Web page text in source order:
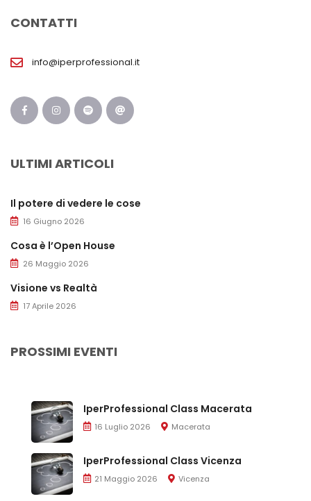
CONTATTI
info@iperprofessional.it
ULTIMI ARTICOLI
Il potere di vedere le cose
16 Giugno 2026
Cosa è l’Open House
26 Maggio 2026
Visione vs Realtà
17 Aprile 2026
PROSSIMI EVENTI
IperProfessional Class Macerata
16 Luglio 2026 Macerata
IperProfessional Class Vicenza
21 Maggio 2026 Vicenza